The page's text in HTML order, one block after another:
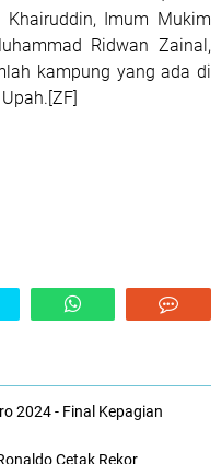
Imum Mukim
Ridwan Zainal,
kampung yang ada di
2024 - Final Kepagian
Cetak Rekor